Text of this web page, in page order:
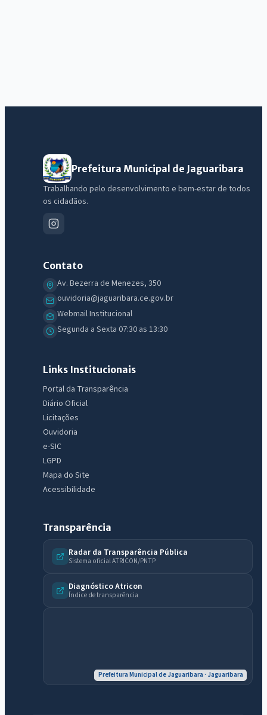
Prefeitura Municipal de Jaguaribara
Trabalhando pelo desenvolvimento e bem-estar de todos
os cidadãos.
Contato
Av. Bezerra de Menezes, 350
ouvidoria@jaguaribara.ce.gov.br
Webmail Institucional
Segunda a Sexta 07:30 as 13:30
Links Institucionais
Portal da Transparência
Diário Oficial
Licitações
Ouvidoria
e-SIC
LGPD
Mapa do Site
Acessibilidade
Transparência
Radar da Transparência Pública
Sistema oficial ATRICON/PNTP
Diagnóstico Atricon
Índice de transparência
Prefeitura Municipal de Jaguaribara · Jaguaribara
Assistente do Portal
Olá. Pergunte sobre serviços, notícias, legislação, Diário Oficial,
licitações, estrutura ou transparência do município.
Licitações abertas Carta de serviços